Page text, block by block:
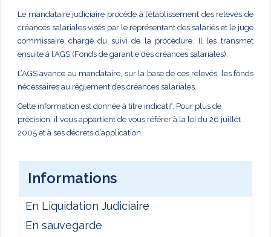
Le mandataire judiciaire procède à l’établissement des relevés de
créances salariales visés par le représentant des salariés et le juge
commissaire chargé du suivi de la procédure. Il les transmet
ensuite à l’AGS (Fonds de garantie des créances salariales).
L’AGS avance au mandataire, sur la base de ces relevés, les fonds
nécessaires au règlement des créances salariales.
Cette information est donnée à titre indicatif. Pour plus de
précision, il vous appartient de vous référer à la loi du 26 juillet
2005 et à ses décrets d’application.
Informations
En Liquidation Judiciaire
En sauvegarde